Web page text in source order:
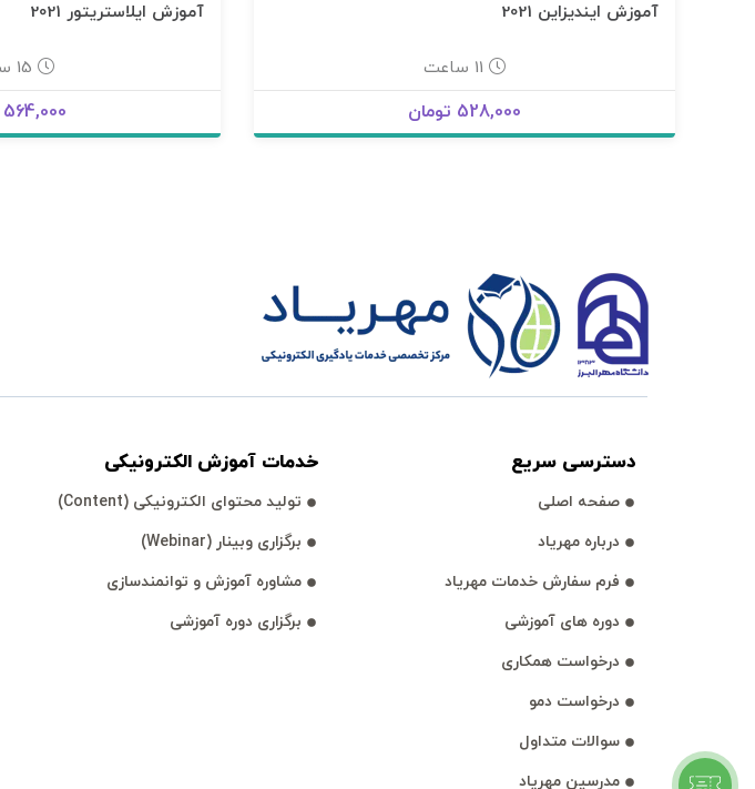
آموزش ایندیزاین 2021
528,000 تومان
آموزش ایلاستریتور 2021
15 ساعت
564,000 تومان
دسترسی سريع
صفحه اصلی
درباره مهرياد
فرم سفارش خدمات مهرياد
دوره های آموزشی
درخواست همكاری
درخواست دمو
سوالات متداول
مدرسين مهرياد
خدمات آموزش الكترونیكی
توليد محتوای الكترونیكی (Content)
برگزاری وبينار (Webinar)
مشاوره آموزش و توانمند‌‌سازی
برگزاری دوره آموزشی